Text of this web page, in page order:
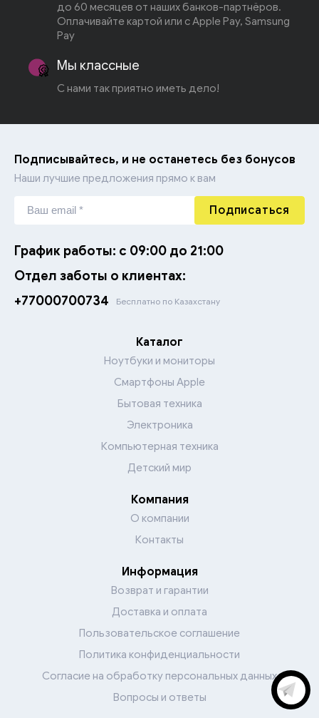
до 60 месяцев от наших банков-партнёров.
Оплачивайте картой или с Apple Pay, Samsung
Pay
Мы классные
С нами так приятно иметь дело!
Подписывайтесь, и не останетесь без бонусов
Наши лучшие предложения прямо к вам
Подписаться
График работы: с 09:00 до 21:00
Отдел заботы о клиентах:
+77000700734
Бесплатно по Казахстану
Каталог
Ноутбуки и мониторы
Смартфоны Apple
Бытовая техника
Электроника
Компьютерная техника
Детский мир
Компания
О компании
Контакты
Информация
Возврат и гарантии
Доставка и оплата
Пользовательское соглашение
Политика конфиденциальности
Согласие на обработку персональных данных
Вопросы и ответы